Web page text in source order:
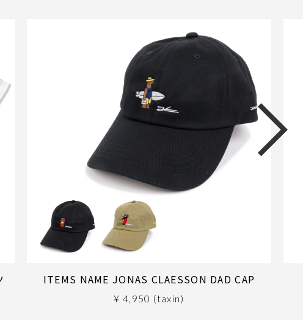
ITEMS NAME JONAS CLAESSON DAD CAP
¥ 4,950 (taxin)